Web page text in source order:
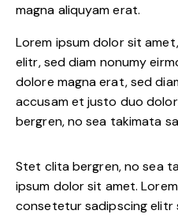
magna aliquyam erat.
Lorem ipsum dolor sit
elitr, sed diam nonumy
dolore magna erat, sed
accusam et justo duo
bergren, no sea takimata
Stet clita bergren, no sea
ipsum dolor sit amet.
consetetur sadipscing elitr